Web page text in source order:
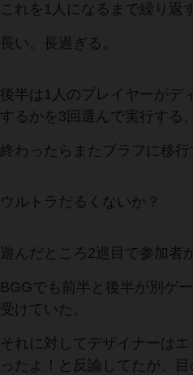
これを1人になるまで繰り返
長い。長過ぎる。
後半は1人のプレイヤーがデ
するかを3回選んで実行する。
終わったらまたブラフに移
ウルトラだるくないか？
遊んだところ2巡目で参加者
BGGでも前半と後半が別ゲ
受けていた。
それに対してデザイナーは
ったよ！と反論してたが、